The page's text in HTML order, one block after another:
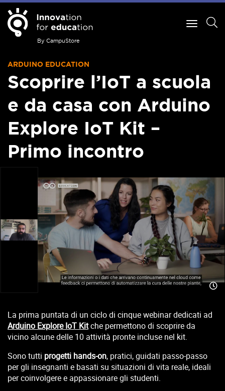
By CampuStore
ARDUINO EDUCATION
Scoprire l’IoT a scuola
e da casa con Arduino
Explore IoT Kit –
Primo incontro
La prima puntata di un ciclo di cinque webinar dedicati ad
Arduino Explore IoT Kitche permettono di scoprire da
vicino alcune delle 10 attività pronte incluse nel kit.
Sono tutti progetti hands-on, pratici, guidati passo-passo
per gli insegnanti e basati su situazioni di vita reale, ideali
per coinvolgere e appassionare gli studenti.